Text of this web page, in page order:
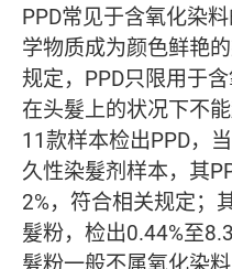
PPD常见于含氧化染
学物质成为颜色鲜艳
规定，PPD只限用于
在头髮上的状况下不
11款样本检出PPD，
久性染髮剂样本，其
2%，符合相关规定；
髮粉，检出0.44%至